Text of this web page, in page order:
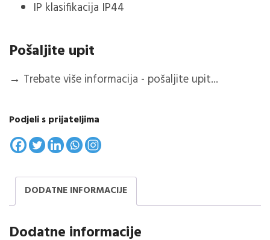
IP klasifikacija IP44
Pošaljite upit
→ Trebate više informacija - pošaljite upit...
Podjeli s prijateljima
DODATNE INFORMACIJE
Dodatne informacije